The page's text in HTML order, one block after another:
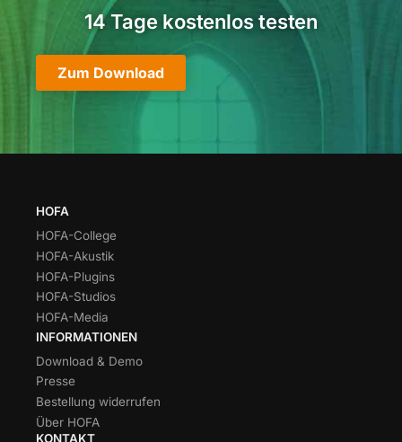
14 Tage kostenlos testen
Zum Download
HOFA
HOFA-College
HOFA-Akustik
HOFA-Plugins
HOFA-Studios
HOFA-Media
INFORMATIONEN
Download & Demo
Presse
Bestellung widerrufen
Über HOFA
KONTAKT